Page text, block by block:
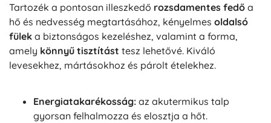
Tartozék a pontosan illeszkedő rozsdamentes fedő a
hő és nedvesség megtartásához, kényelmes oldalsó
fülek a biztonságos kezeléshez, valamint a forma,
amely könnyű tisztítást tesz lehetővé. Kiváló
levesekhez, mártásokhoz és párolt ételekhez.
Energiatakarékosság: az akutermikus talp
gyorsan felhalmozza és elosztja a hőt.